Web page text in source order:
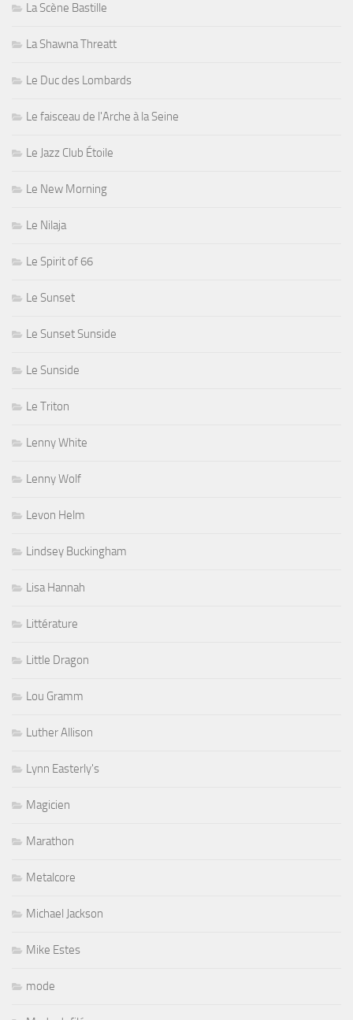
La Scène Bastille
La Shawna Threatt
Le Duc des Lombards
Le faisceau de l'Arche à la Seine
Le Jazz Club Étoile
Le New Morning
Le Nilaja
Le Spirit of 66
Le Sunset
Le Sunset Sunside
Le Sunside
Le Triton
Lenny White
Lenny Wolf
Levon Helm
Lindsey Buckingham
Lisa Hannah
Littérature
Little Dragon
Lou Gramm
Luther Allison
Lynn Easterly's
Magicien
Marathon
Metalcore
Michael Jackson
Mike Estes
mode